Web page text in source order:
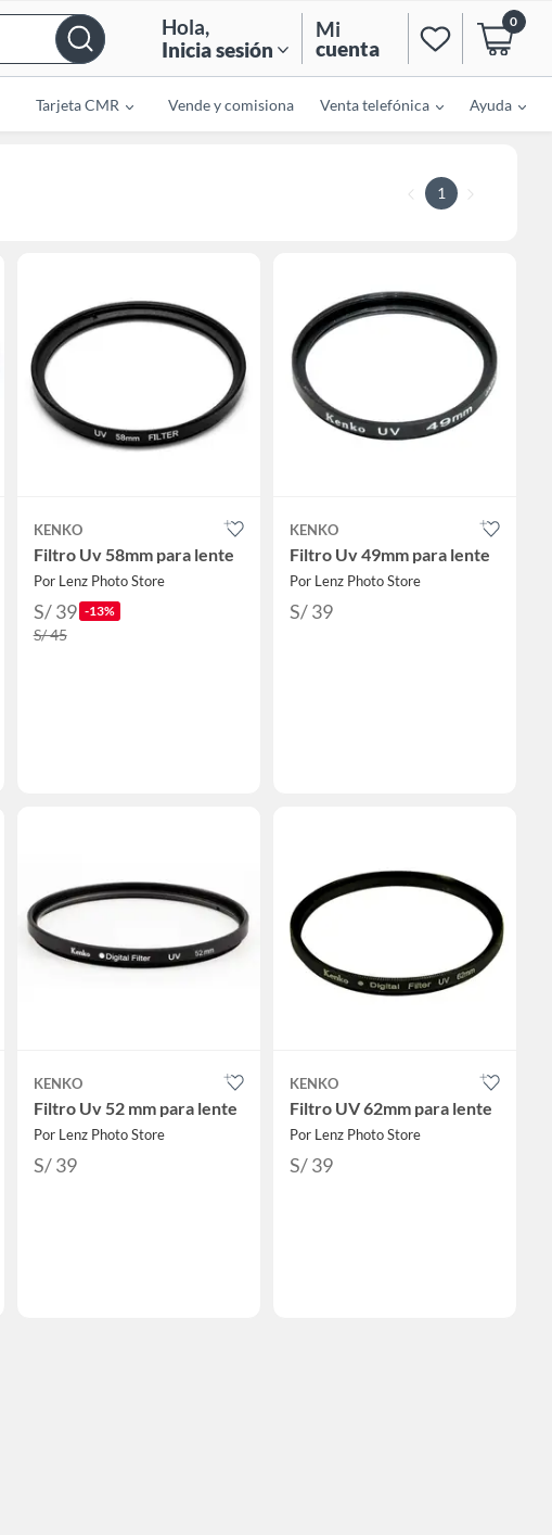
Hola,
Inicia sesión
Mi
cuenta
0
Tarjeta CMR Vende y comisiona Venta telefónica Ayuda
1
KENKO
Filtro Uv 58mm para lente
Por Lenz Photo Store
S/ 39 -13%
S/ 45
KENKO
Filtro Uv 49mm para lente
Por Lenz Photo Store
S/ 39
KENKO
Filtro Uv 52 mm para lente
Por Lenz Photo Store
S/ 39
KENKO
Filtro UV 62mm para lente
Por Lenz Photo Store
S/ 39